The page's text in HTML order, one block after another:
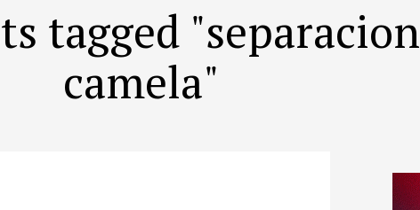
tagged "separacion
camela"